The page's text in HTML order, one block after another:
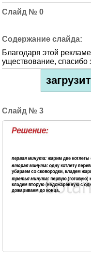
0
Благодаря этой
уществование, спасибо
3